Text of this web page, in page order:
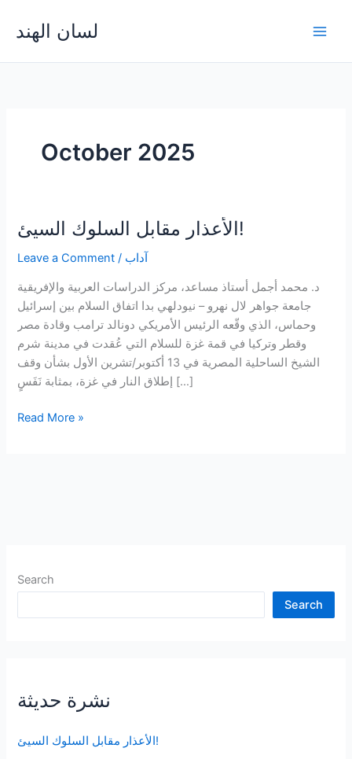
content
لسان الهند
October 2025
الأعذار مقابل السلوك السيئ!
Leave a Comment / آداب
د. محمد أجمل أستاذ مساعد، مركز الدراسات العربية والإفريقية
جامعة جواهر لال نهرو – نيودلهي بدا اتفاق السلام بين إسرائيل
وحماس، الذي وقّعه الرئيس الأمريكي دونالد ترامب وقادة مصر
وقطر وتركيا في قمة غزة للسلام التي عُقدت في مدينة شرم
الشيخ الساحلية المصرية في 13 أكتوبر/تشرين الأول بشأن وقف
إطلاق النار في غزة، بمثابة نَفَسٍ […]
الأعذار
Read More »
Search
Search
نشرة حديثة
الأعذار مقابل السلوك السيئ!